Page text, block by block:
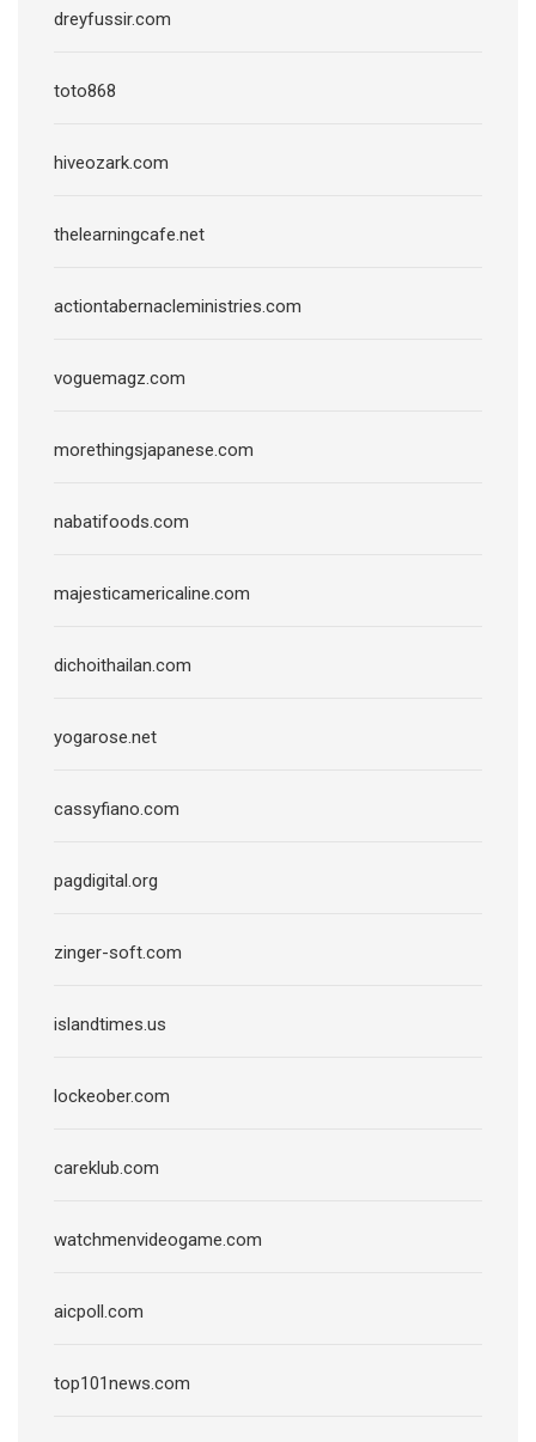
dreyfussir.com
toto868
hiveozark.com
thelearningcafe.net
actiontabernacleministries.com
voguemagz.com
morethingsjapanese.com
nabatifoods.com
majesticamericaline.com
dichoithailan.com
yogarose.net
cassyfiano.com
pagdigital.org
zinger-soft.com
islandtimes.us
lockeober.com
careklub.com
watchmenvideogame.com
aicpoll.com
top101news.com